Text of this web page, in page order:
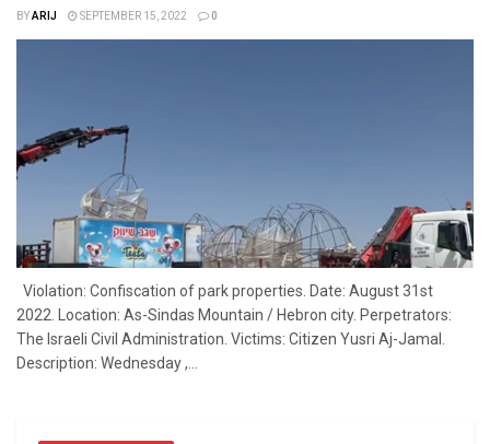
BYARIJ SEPTEMBER 15, 2022 0
Violation: Confiscation of park properties. Date: August 31st
2022. Location: As-Sindas Mountain / Hebron city. Perpetrators:
The Israeli Civil Administration. Victims: Citizen Yusri Aj-Jamal.
Description: Wednesday ,...